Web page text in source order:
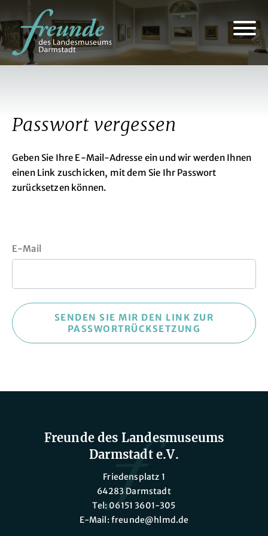
Passwort vergessen
Geben Sie Ihre E-Mail-Adresse ein und wir werden Ihnen
einen Link zuschicken, mit dem Sie Ihr Passwort
zurücksetzen können.
E-Mail
Freunde des Landesmuseums
Darmstadt e.V.
Friedensplatz 1
64283 Darmstadt
Tel: 06151 3601-305
E-Mail: freunde@hlmd.de